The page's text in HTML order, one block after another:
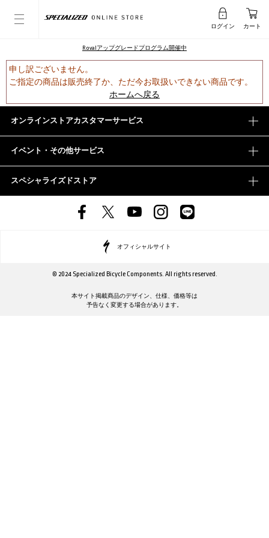
ログイン カート
Rovalアップグレードプログラム開催中
申し訳ございません。
ご指定の商品は販売終了か、ただ今お取扱いできない商品です。
ホームへ戻る
オンラインストアカスタマーサービス
イベント・その他サービス
スペシャライズドストア
オフィシャルサイト
© 2024 Specialized Bicycle Components. All rights reserved.
本サイト掲載商品のデザイン、仕様、価格等は
予告なく変更する場合があります。